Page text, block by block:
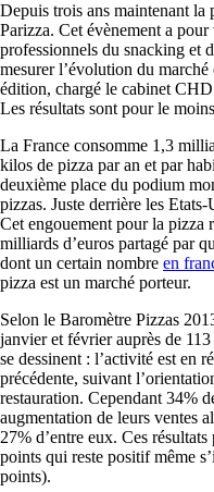
Depuis trois ans maintenant la
Parizza. Cet évènement a
professionnels du snacking et
mesurer l’évolution du
édition, chargé le cabinet
Les résultats sont pour le
La France consomme 1,3
kilos de pizza par an et par
deuxième place du podium
pizzas. Juste derrière les
Cet engouement pour la pizza
milliards d’euros partagé par
dont un certain nombre en
pizza est un marché porteur.
Selon le Baromètre Pizzas
janvier et février auprès de
se dessinent : l’activité est en
précédente, suivant
restauration. Cependant 34%
augmentation de leurs ventes
27% d’entre eux. Ces
points qui reste positif même
points).